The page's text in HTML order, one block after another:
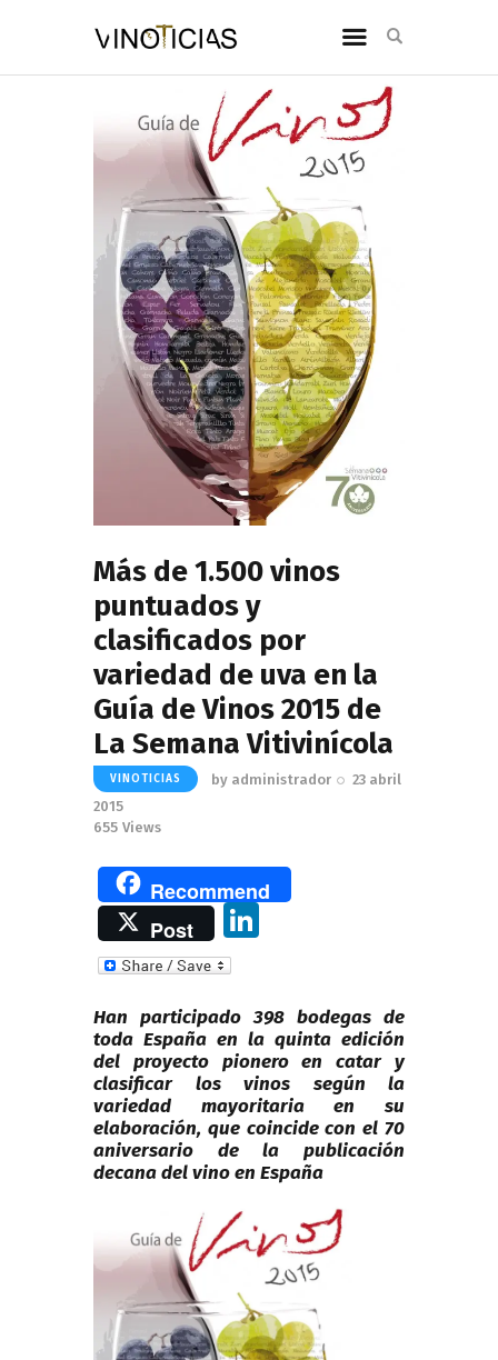
Más de 1.500 vinos
puntuados y
clasificados por
variedad de uva en la
Guía de Vinos 2015 de
La Semana Vitivinícola
VINOTICIAS by administrador
23 abril
2015
655 Views
Recommend
Post
e
dI
n
Han participado 398 bodegas de
toda España en la quinta edición
del proyecto pionero en catar y
clasificar los vinos según la
variedad mayoritaria en su
elaboración, que coincide con el 70
aniversario de la publicación
decana del vino en España